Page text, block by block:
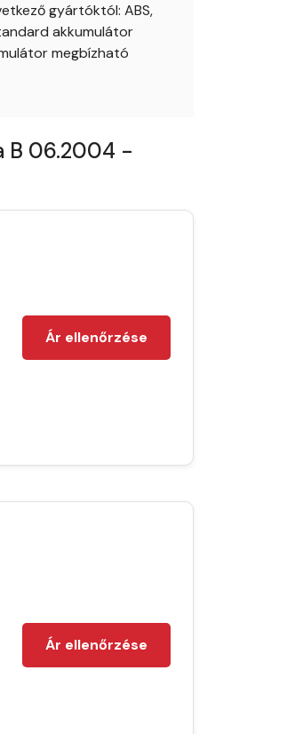
gyártóktól: ABS,
akkumulátor
megbízható
B 06.2004 -
Ár ellenőrzése
Ár ellenőrzése